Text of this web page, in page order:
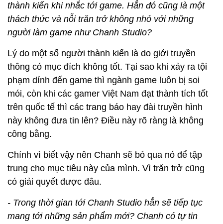
thành kiến khi nhắc tới game. Hẳn đó cũng là một
thách thức và nỗi trăn trở không nhỏ với những
người làm game như Chanh Studio?
Lý do một số người thành kiến là do giới truyền
thông có mục đích không tốt. Tại sao khi xảy ra tội
phạm dính đến game thì ngành game luôn bị soi
mói, còn khi các gamer Việt Nam đạt thành tích tốt
trên quốc tế thì các trang báo hay đài truyền hình
này không đưa tin lên? Điều này rõ ràng là không
công bằng.
Chính vì biết vậy nên Chanh sẽ bỏ qua nó để tập
trung cho mục tiêu này của mình. Vì trăn trở cũng
có giải quyết được đâu.
- Trong thời gian tới Chanh Studio hẳn sẽ tiếp tục
mang tới những sản phẩm mới? Chanh có tự tin